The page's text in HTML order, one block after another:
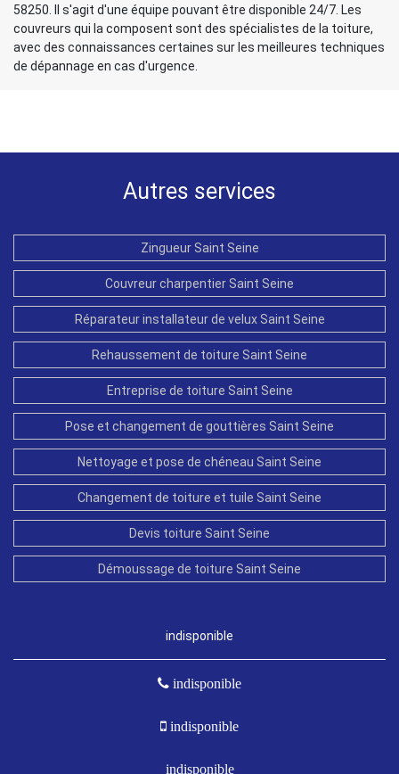
58250. Il s'agit d'une équipe pouvant être disponible 24/7. Les
couvreurs qui la composent sont des spécialistes de la toiture,
avec des connaissances certaines sur les meilleures techniques
de dépannage en cas d'urgence.
Autres services
Zingueur Saint Seine
Couvreur charpentier Saint Seine
Réparateur installateur de velux Saint Seine
Rehaussement de toiture Saint Seine
Entreprise de toiture Saint Seine
Pose et changement de gouttières Saint Seine
Nettoyage et pose de chéneau Saint Seine
Changement de toiture et tuile Saint Seine
Devis toiture Saint Seine
Démoussage de toiture Saint Seine
indisponible
indisponible
indisponible
indisponible